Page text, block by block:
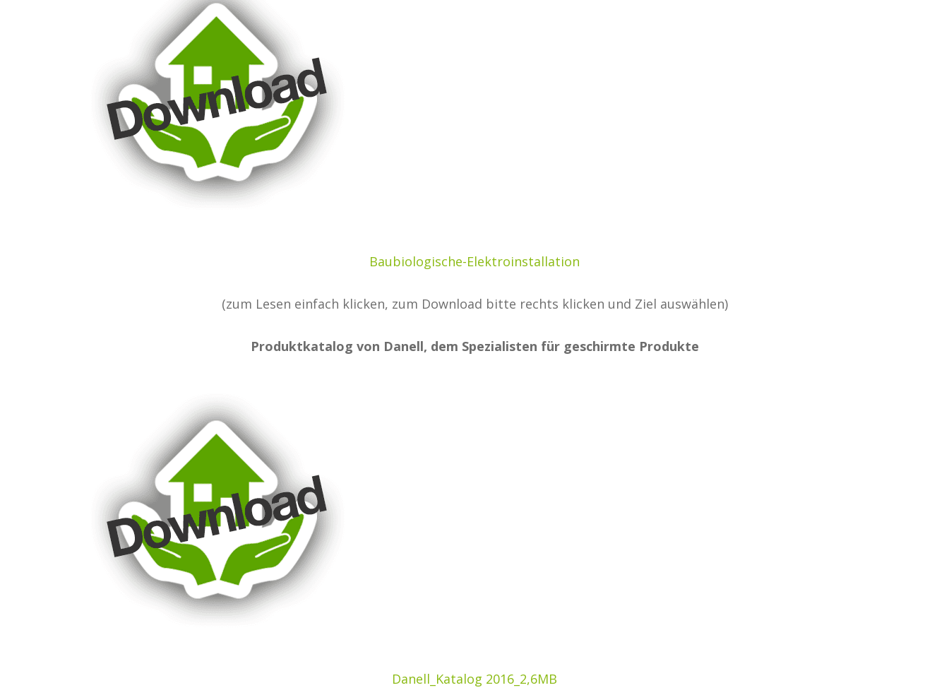
Baubiologische-Elektroinstallation
(zum Lesen einfach klicken, zum Download bitte rechts klicken und Ziel auswählen)
Produktkatalog von Danell, dem Spezialisten für geschirmte Produkte
Danell_Katalog 2016_2,6MB